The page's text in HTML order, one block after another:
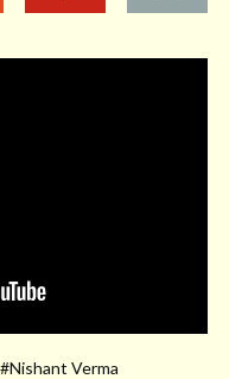
#Nishant Verma